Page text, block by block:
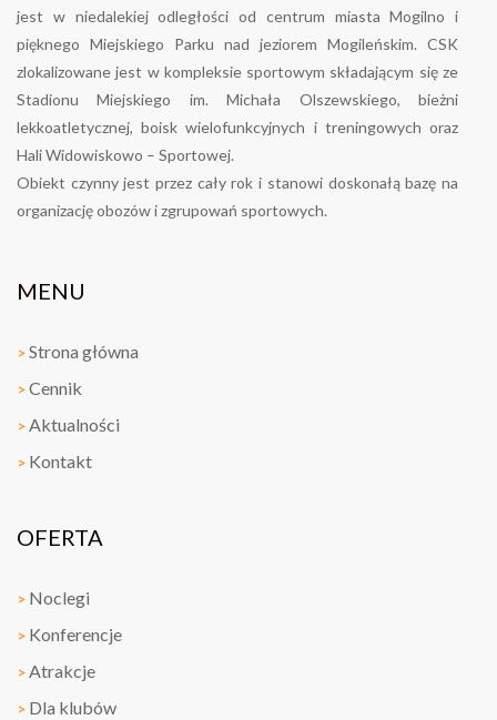
jest w niedalekiej odległości od centrum miasta Mogilno i
pięknego Miejskiego Parku nad jeziorem Mogileńskim. CSK
zlokalizowane jest w kompleksie sportowym składającym się ze
Stadionu Miejskiego im. Michała Olszewskiego, bieżni
lekkoatletycznej, boisk wielofunkcyjnych i treningowych oraz
Hali Widowiskowo – Sportowej.
Obiekt czynny jest przez cały rok i stanowi doskonałą bazę na
organizację obozów i zgrupowań sportowych.
MENU
>Strona główna
>Cennik
>Aktualności
> Kontakt
OFERTA
> Noclegi
> Konferencje
>Atrakcje
> Dla klubów